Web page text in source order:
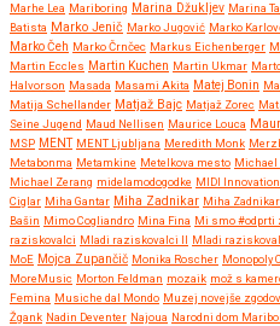
Marhe Lea Mariboring Marina Džukljev Marina
Batista Marko Jenič Marko Jugović Marko
Marko Čeh Marko Črnčec Markus Eichenberger
Martin Eccles Martin Kuchen Martin Ukmar
Halvorson Masada Masami Akita Matej Bonin
Matija Schellander Matjaž Bajc Matjaž Zorec
Seine Jugend Maud Nellisen Maurice Louca
MSP MENT MENT Ljubljana Meredith Monk
Metabonma Metamkine Metelkova mesto Michael
Michael Zerang midelamodogodke MIDI
Ciglar Miha Gantar Miha Zadnikar Miha
Bašin Mimo Cogliandro Mina Fina Mi smo #odprti
raziskovalci Mladi raziskovalci II Mladi
MoE Mojca Zupančič Monika Roscher Monopoly
MoreMusic Morton Feldman mozaik mož s
Femina Musiche dal Mondo Muzej novejše
Žgank Nadin Deventer Najoua Narodni dom